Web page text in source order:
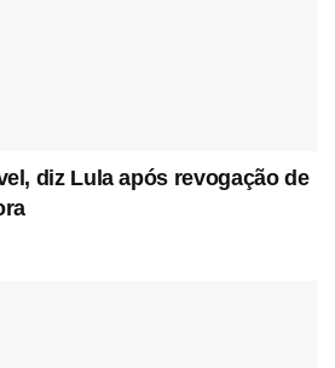
diz Lula após revogação de